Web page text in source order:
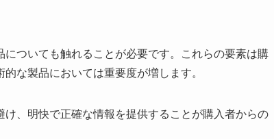
ついても触れることが必要です。これらの要素は購
な製品においては重要度が増します。
、明快で正確な情報を提供することが購入者からの